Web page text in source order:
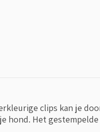
clips kan je
hond. Het